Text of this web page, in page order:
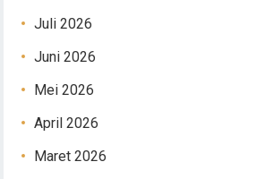
Juli 2026
Juni 2026
Mei 2026
April 2026
Maret 2026